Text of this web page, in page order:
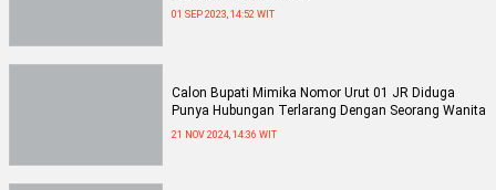
01 SEP 2023, 14:52 WIT
Calon Bupati Mimika Nomor Urut 01 JR Diduga
Punya Hubungan Terlarang Dengan Seorang Wanita
21 NOV 2024, 14:36 WIT